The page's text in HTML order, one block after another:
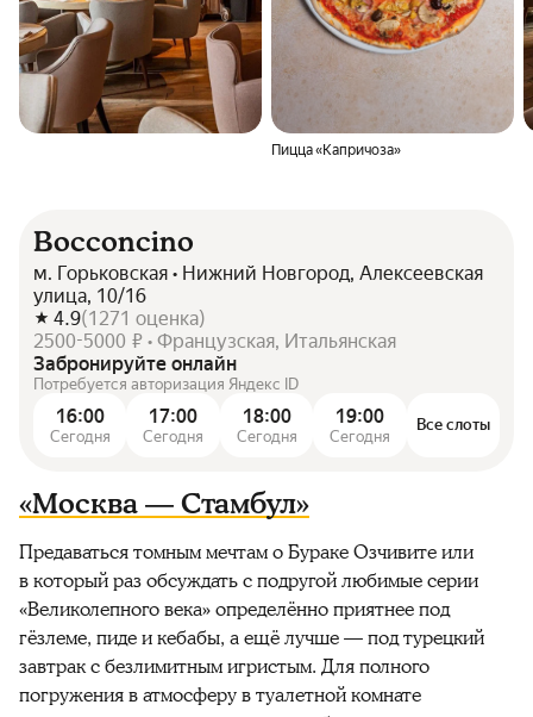
Пицца «Капричоза»
Bocconcino
м. Горьковская • Нижний Новгород, Алексеевская
улица, 10/16
4.9(1271 оценка)
2500-5000 ₽ • Французская, Итальянская
Забронируйте онлайн
Потребуется авторизация Яндекс ID
16:00
Сегодня
17:00
Сегодня
18:00
Сегодня
19:00
Сегодня
Все слоты
«Москва — Стамбул»
Предаваться томным мечтам о Бураке Озчивите или
в который раз обсуждать с подругой любимые серии
«Великолепного века» определённо приятнее под
гёзлеме, пиде и кебабы, а ещё лучше — под турецкий
завтрак с безлимитным игристым. Для полного
погружения в атмосферу в туалетной комнате